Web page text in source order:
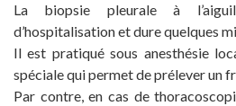
La biopsie pleurale à
d’hospitalisation et dure quelques
Il est pratiqué sous anesthésie
spéciale qui permet de prélever un
Par contre, en cas de